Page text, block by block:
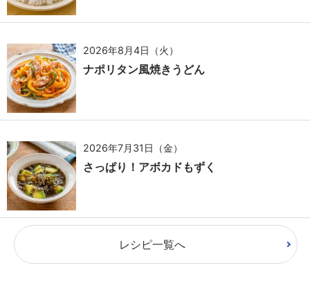
2026年8月4日（火）
ナポリタン風焼きうどん
2026年7月31日（金）
さっぱり！アボカドもずく
レシピ一覧へ